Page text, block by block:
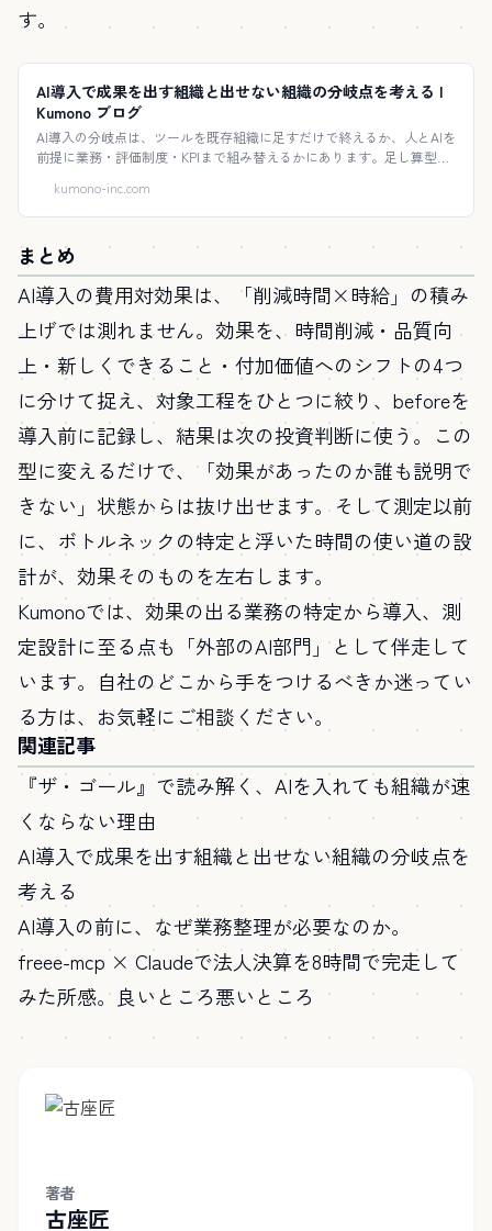
す。
AI導入で成果を出す組織と出せない組織の分岐点を考える |
Kumono ブログ
AI導入の分岐点は、ツールを既存組織に足すだけで終えるか、人とAIを
前提に業務・評価制度・KPIまで組み替えるかにあります。足し算型と
kumono-inc.com
まとめ
AI導入の費用対効果は、「削減時間×時給」の積み
上げでは測れません。効果を、時間削減・品質向
上・新しくできること・付加価値へのシフトの4つ
に分けて捉え、対象工程をひとつに絞り、beforeを
導入前に記録し、結果は次の投資判断に使う。この
型に変えるだけで、「効果があったのか誰も説明で
きない」状態からは抜け出せます。そして測定以前
に、ボトルネックの特定と浮いた時間の使い道の設
計が、効果そのものを左右します。
Kumonoでは、効果の出る業務の特定から導入、測
定設計に至る点も「外部のAI部門」として伴走して
います。自社のどこから手をつけるべきか迷ってい
る方は、お気軽にご相談ください。
関連記事
『ザ・ゴール』で読み解く、AIを入れても組織が速
くならない理由
AI導入で成果を出す組織と出せない組織の分岐点を
考える
AI導入の前に、なぜ業務整理が必要なのか。
freee-mcp × Claudeで法人決算を8時間で完走して
みた所感。良いところ悪いところ
著者
古座匠